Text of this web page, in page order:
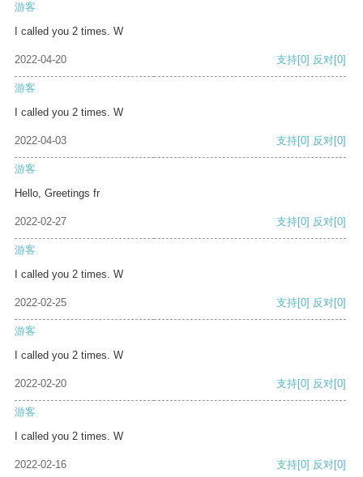
游客
I called you 2 times. W
2022-04-20 支持[0] 反对[0]
游客
I called you 2 times. W
2022-04-03 支持[0] 反对[0]
游客
Hello, Greetings fr
2022-02-27 支持[0] 反对[0]
游客
I called you 2 times. W
2022-02-25 支持[0] 反对[0]
游客
I called you 2 times. W
2022-02-20 支持[0] 反对[0]
游客
I called you 2 times. W
2022-02-16 支持[0] 反对[0]